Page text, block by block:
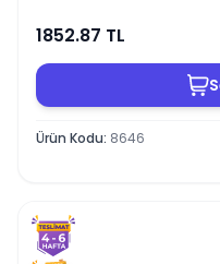
1852.87 TL
Ürün Kodu: 8646